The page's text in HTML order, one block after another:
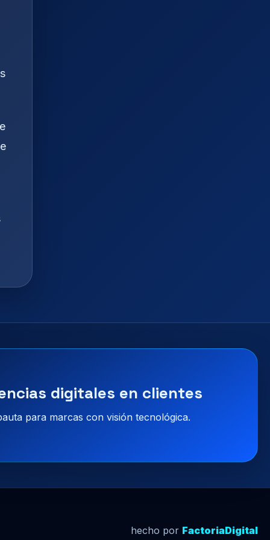
digitales en clientes
para marcas con visión tecnológica.
hecho por FactoriaDigital